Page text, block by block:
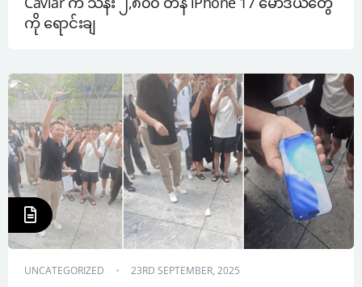
ကို ရောင်းချ
UNCATEGORIZED 23RD SEPTEMBER, 2025